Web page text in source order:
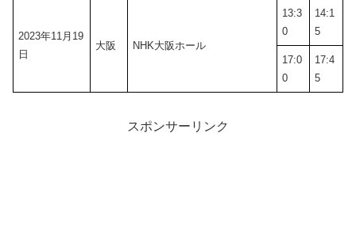
2023年11月19
日
大阪 NHK大阪ホール
13:3
0
14:1
5
17:0
0
17:4
5
スポンサーリンク